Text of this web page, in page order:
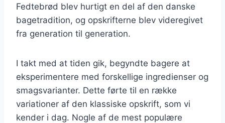
Fedtebrød blev hurtigt en del af den danske
bagetradition, og opskrifterne blev videregivet
fra generation til generation.
I takt med at tiden gik, begyndte bagere at
eksperimentere med forskellige ingredienser og
smagsvarianter. Dette førte til en række
variationer af den klassiske opskrift, som vi
kender i dag. Nogle af de mest populære